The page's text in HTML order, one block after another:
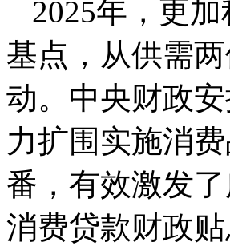
2025年，更
基点，从供需
动。中央财政
力扩围实施消
番，有效激发
消费贷款财政